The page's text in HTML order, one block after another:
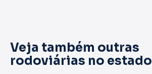
Veja também outras
rodoviárias no estado